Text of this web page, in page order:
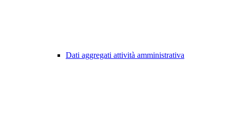
Dati aggregati attività amministrativa